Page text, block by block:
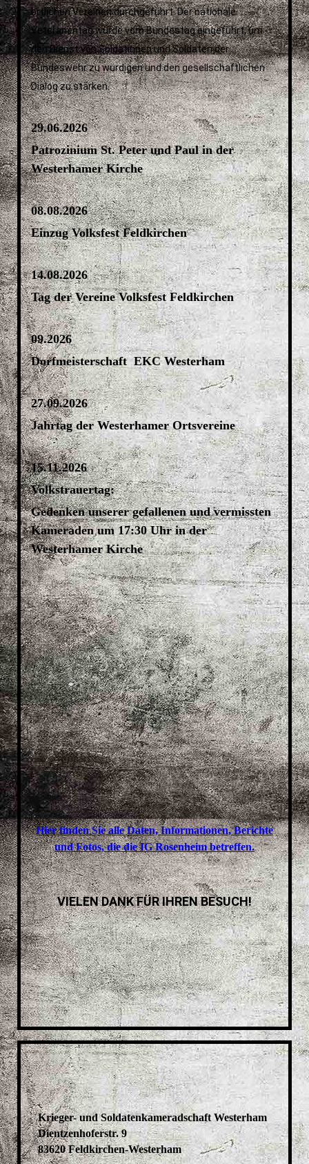
örtlichen Vereinen durchgeführt. Der nationale
Veteranentag wurde vom Bundestag eingeführt, um
den Dienst von Soldatinnen und Soldaten der
Bundeswehr zu würdigen und den gesellschaftlichen
Dialog zu stärken.
29.06.2026
Patrozinium St. Peter und Paul in der
Westerhamer Kirche
08.08.2026
Einzug Volksfest Feldkirchen
14.08.2026
Tag der Vereine Volksfest Feldkirchen
09.2026
Dorfmeisterschaft EKC Westerham
27.09.2026
Jahrtag der Westerhamer Ortsvereine
15.11.2026
Volkstrauertag:
Gedenken unserer gefallenen und vermissten
Kameraden um 17:30 Uhr in der
Westerhamer Kirche
Hier finden Sie alle Daten, Informationen, Berichte
und Fotos, die die IG Rosenheim betreffen.
VIELEN DANK FÜR IHREN BESUCH!
Krieger- und Soldatenkameradschaft Westerham
Dientzenhoferstr. 9
83620 Feldkirchen-Westerham